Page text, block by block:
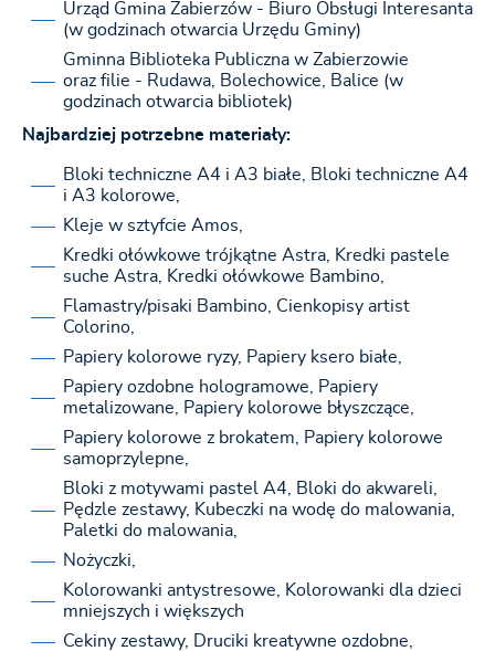
Urząd Gmina Zabierzów - Biuro Obsługi Interesanta
(w godzinach otwarcia Urzędu Gminy)
Gminna Biblioteka Publiczna w Zabierzowie
oraz filie - Rudawa, Bolechowice, Balice (w
godzinach otwarcia bibliotek)
Najbardziej potrzebne materiały:
Bloki techniczne A4 i A3 białe, Bloki techniczne A4
i A3 kolorowe,
Kleje w sztyfcie Amos,
Kredki ołówkowe trójkątne Astra, Kredki pastele
suche Astra, Kredki ołówkowe Bambino,
Flamastry/pisaki Bambino, Cienkopisy artist
Colorino,
Papiery kolorowe ryzy, Papiery ksero białe,
Papiery ozdobne hologramowe, Papiery
metalizowane, Papiery kolorowe błyszczące,
Papiery kolorowe z brokatem, Papiery kolorowe
samoprzylepne,
Bloki z motywami pastel A4, Bloki do akwareli,
Pędzle zestawy, Kubeczki na wodę do malowania,
Paletki do malowania,
Nożyczki,
Kolorowanki antystresowe, Kolorowanki dla dzieci
mniejszych i większych
Cekiny zestawy, Druciki kreatywne ozdobne,